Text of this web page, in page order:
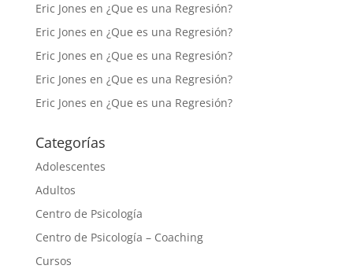
Eric Jones en ¿Que es una Regresión?
Eric Jones en ¿Que es una Regresión?
Eric Jones en ¿Que es una Regresión?
Eric Jones en ¿Que es una Regresión?
Eric Jones en ¿Que es una Regresión?
Categorías
Adolescentes
Adultos
Centro de Psicología
Centro de Psicología – Coaching
Cursos